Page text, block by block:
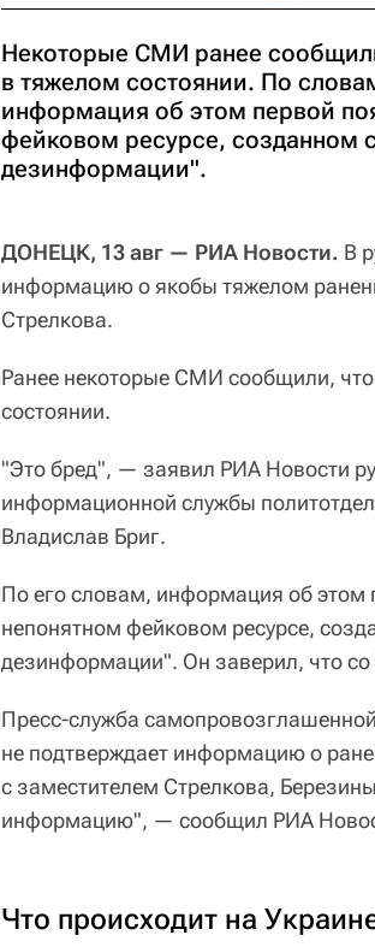
Некоторые СМИ ранее
в тяжелом состоянии. По
информация об этом первой
фейковом ресурсе, созданном
дезинформации".
ДОНЕЦК, 13 авг — РИА Новости. В
информацию о якобы тяжелом
Стрелкова.
Ранее некоторые СМИ сообщили,
состоянии.
"Это бред", — заявил РИА Новости
информационной службы
Владислав Бриг.
По его словам, информация об этом
непонятном фейковом ресурсе,
дезинформации". Он заверил, что
Пресс-служба
не подтверждает информацию о
с заместителем Стрелкова,
информацию", — сообщил РИА
Что происходит на